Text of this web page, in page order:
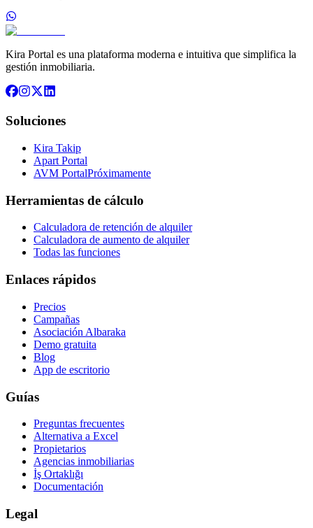
Kira Portal es una plataforma moderna e intuitiva que simplifica la
gestión inmobiliaria.
Soluciones
Kira Takip
Apart Portal
AVM PortalPróximamente
Herramientas de cálculo
Calculadora de retención de alquiler
Calculadora de aumento de alquiler
Todas las funciones
Enlaces rápidos
Precios
Campañas
Asociación Albaraka
Demo gratuita
Blog
App de escritorio
Guías
Preguntas frecuentes
Alternativa a Excel
Propietarios
Agencias inmobiliarias
İş Ortaklığı
Documentación
Legal